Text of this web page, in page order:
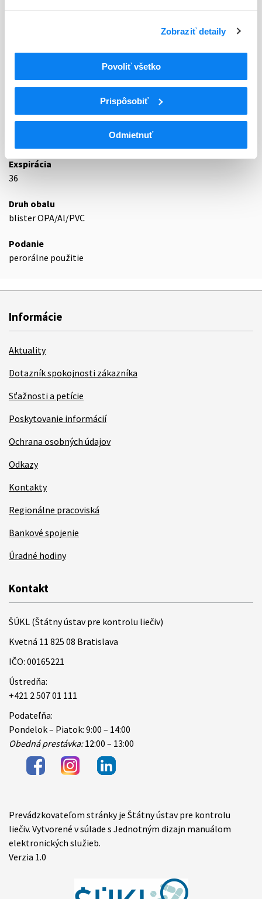
Zobraziť detaily
Povoliť všetko
Prispôsobiť
Odmietnuť
L01
Cytostatiká
Inhibítory proteínkinázy
L01ED
Inhibítory kinázy anaplastického lymfómu
Exspirácia
36
Druh obalu
blister OPA/Al/PVC
Podanie
perorálne použitie
Informácie
Aktuality
Dotazník spokojnosti zákazníka
Sťažnosti a petície
Poskytovanie informácií
Ochrana osobných údajov
Odkazy
Kontakty
Regionálne pracoviská
Bankové spojenie
Úradné hodiny
Kontakt
ŠÚKL (Štátny ústav pre kontrolu liečiv)
Kvetná 11 825 08 Bratislava
IČO: 00165221
Ústredňa:
+421 2 507 01 111
Podateľňa:
Pondelok – Piatok: 9:00 – 14:00
Obedná prestávka:12:00 – 13:00
Items
Prevádzkovateľom stránky je Štátny ústav pre kontrolu
liečiv. Vytvorené v súlade s Jednotným dizajn manuálom
elektronických služieb.
Verzia 1.0